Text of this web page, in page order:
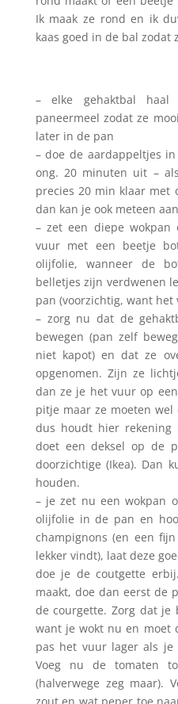
Ik maak ze rond en ik
kaas goed in de bal zodat
– elke gehaktbal
paneermeel zodat ze
later in de pan
– doe de aardappeltjes
ong. 20 minuten uit –
precies 20 min klaar met
dan kan je ook meteen
– zet een diepe
vuur met een beetje
olijfolie, wanneer de
belletjes zijn verdwenen
pan (voorzichtig, want het
– zorg nu dat de
bewegen (pan zelf
niet kapot) en dat ze
opgenomen. Zijn ze
dan ze je het vuur op
pitje maar ze moeten
dus houdt hier rekening
doet een deksel op de
doorzichtige (Ikea). Dan
houden.
– je zet nu een wokpan
olijfolie in de pan en
champignons (en een
lekker vindt), laat deze
doe je de coutgette
maakt, doe dan eerst de
de courgette. Zorg dat
want je wokt nu en moet
pas het vuur lager als
Voeg nu de tomaten
(halverwege zeg maar).